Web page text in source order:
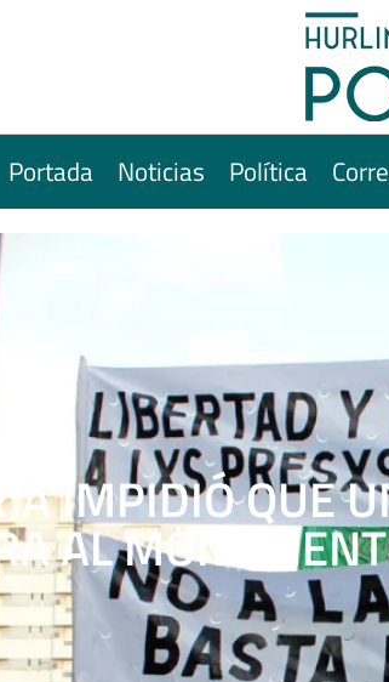
Portada Noticias Política
IMPIDIÓ QUE
AL